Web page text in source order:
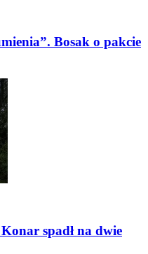
Bosak o pakcie
spadł na dwie